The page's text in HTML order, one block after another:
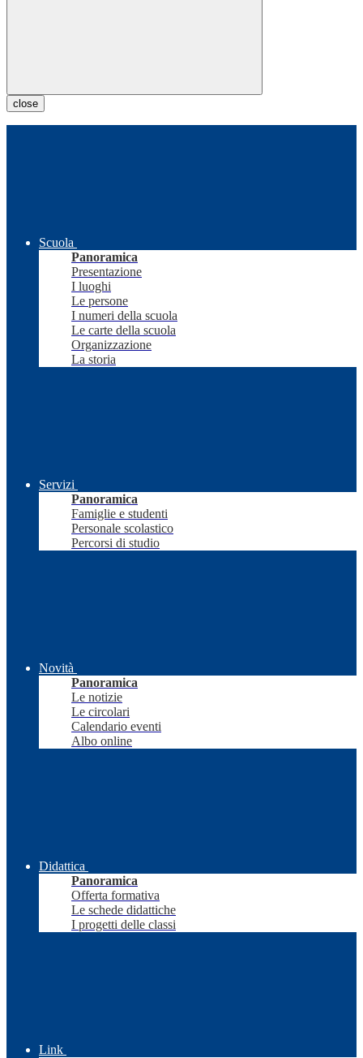
close
Scuola
Panoramica
Presentazione
I luoghi
Le persone
I numeri della scuola
Le carte della scuola
Organizzazione
La storia
Servizi
Panoramica
Famiglie e studenti
Personale scolastico
Percorsi di studio
Novità
Panoramica
Le notizie
Le circolari
Calendario eventi
Albo online
Didattica
Panoramica
Offerta formativa
Le schede didattiche
I progetti delle classi
Link